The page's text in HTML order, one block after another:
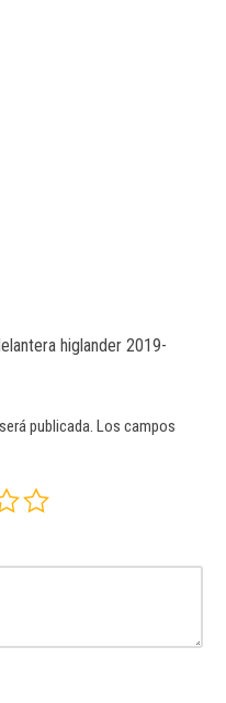
higlander 2019-
publicada. Los campos